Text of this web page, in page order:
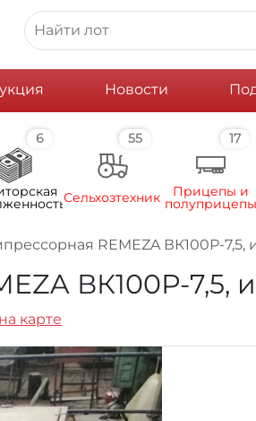
Новости
6 55
Сельхозтехника
17
Прицепы и
полуприцепы
REMEZA ВК100Р-
ВК100Р-7,5,
карте